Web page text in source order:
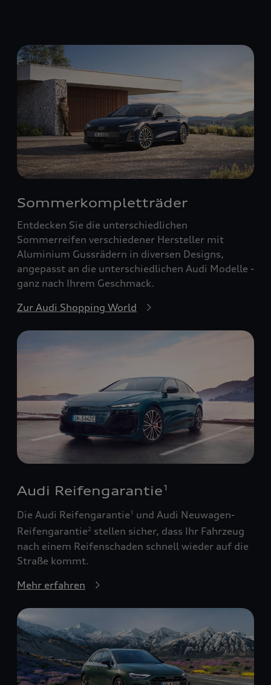
Sommerkompletträder
Entdecken Sie die unterschiedlichen
Sommerreifen verschiedener Hersteller mit
Aluminium Gussrädern in diversen Designs,
angepasst an die unterschiedlichen Audi Modelle -
ganz nach Ihrem Geschmack.
Zur Audi Shopping World
Audi Reifengarantie 1
Die Audi Reifengarantie1
und Audi Neuwagen-
Reifengarantie2 stellen sicher, dass Ihr Fahrzeug
nach einem Reifenschaden schnell wieder auf die
Straße kommt.
Mehr erfahren